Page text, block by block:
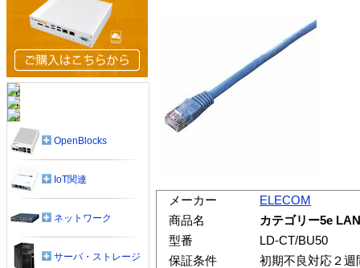
メーカー
ELECOM
商品名
カテゴリー5e
型番
LD-CT/BU50
保証条件
初期不良対応２
OpenBlocks
IoT関連
ネットワーク
サーバ・ストレージ